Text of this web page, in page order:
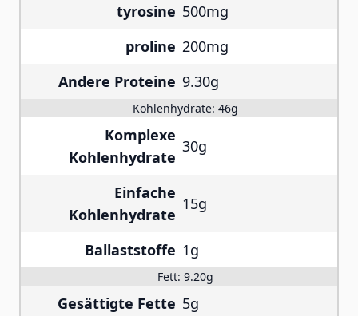
tyrosine 500mg
proline 200mg
Andere Proteine 9.30g
Kohlenhydrate: 46g
Komplexe
Kohlenhydrate
30g
Einfache
Kohlenhydrate
15g
Ballaststoffe 1g
Fett: 9.20g
Gesättigte Fette 5g